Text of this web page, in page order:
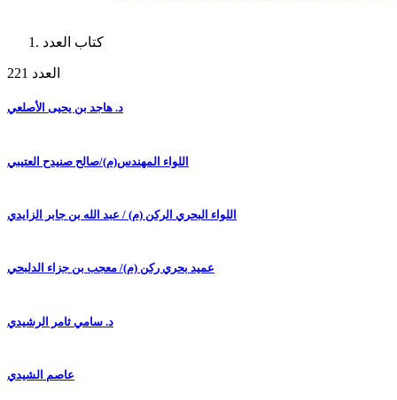
كتاب العدد
العدد 221
د. هاجد بن يحيى الأصلعي
اللواء المهندس(م)/صالح صنيدح العتيبي
اللواء البحري الركن (م) / عبد الله بن جابر الزايدي
عميد بحري ركن (م)/ معجب بن جزاء الدلبحي
د. سامي ثامر الرشيدي
عاصم الشيدي